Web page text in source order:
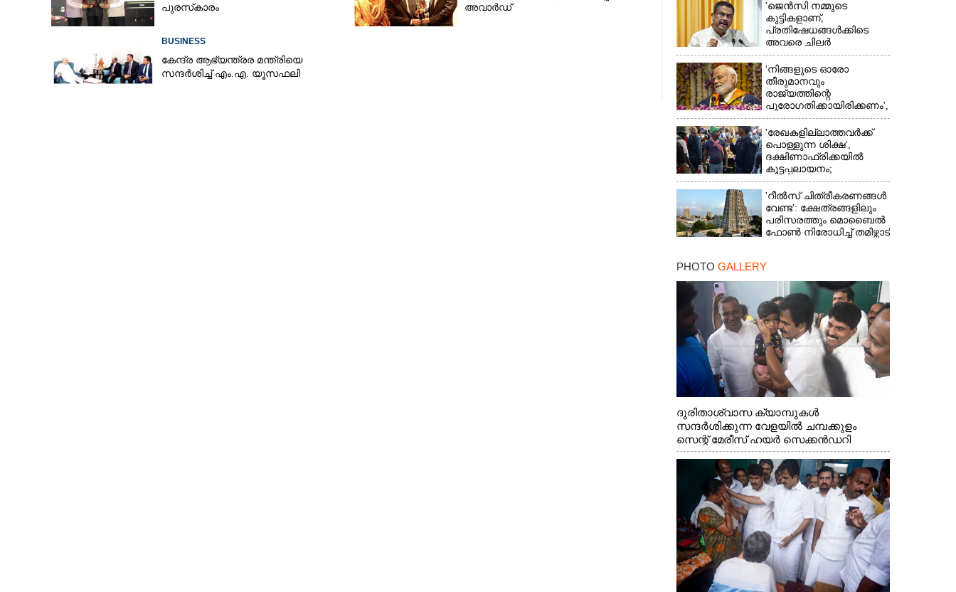
പുരസ്‌കാരം
അവാർഡ്
BUSINESS
കേന്ദ്ര ആഭ്യന്ത്രര മന്ത്രിയെ
സന്ദർശിച്ച് എം.എ. യൂസഫലി
'ജെൻസി നമ്മുടെ
കുട്ടികളാണ്,
പ്രതിഷേധങ്ങൾക്കിടെ
അവരെ ചിലർ
തെറ്റിദ്ധരിപ്പിക്കാൻ
ശ്രമിച്ചു'; രാജിക്ക് ശേഷം
ആദ്യമായി പ്രതികരിച്ച്
ധർമ്മേന്ദ്ര പ്രധാൻ
'നിങ്ങളുടെ ഓരോ
തീരുമാനവും
രാജ്യത്തിന്റെ
പുരോഗതിക്കായിരിക്കണം',​
വിദ്യാർത്ഥികളോട്
പ്രധാനമന്ത്രി
'രേഖകളില്ലാത്തവർക്ക്
പൊള്ളുന്ന ശിക്ഷ',
ദക്ഷിണാഫ്രിക്കയിൽ
കൂട്ടപ്പലായനം;
ജീവനുംകൊണ്ട്
നാടുകടന്നത് ഒരു
ലക്ഷത്തിലധികം പേർ
'റീൽസ് ചിത്രീകരണങ്ങൾ
വേണ്ട': ക്ഷേത്രങ്ങളിലും
പരിസരത്തും മൊബൈൽ
ഫോൺ നിരോധിച്ച് തമിഴ്നാട്
PHOTO GALLERY
ദുരിതാശ്വാസ ക്യാമ്പുകൾ
സന്ദർശിക്കുന്ന വേളയിൽ ചമ്പക്കുളം
സെന്റ് മേരീസ് ഹയർ സെക്കൻഡറി
സ്കൂളിലെ ക്യാമ്പിലെത്തിയ എ.ഐ.സി.സി
ജനറൽ സെക്രട്ടറി കെ.സി
വേണുഗോപാൽ എം.പി കുരുന്നിനെ
എടുത്ത് ലാളിച്ചപ്പോൾ. സഹകരണ-
എക്സൈസ് വകുപ്പ് മന്ത്രി എം. ലിജു,
കൃഷിവകുപ്പ് മന്ത്രി ടി. സിദ്ദിഖ്, റെജി
ചെറിയാൻ എം. എൽ. എ എന്നിവർ സമീപം
×